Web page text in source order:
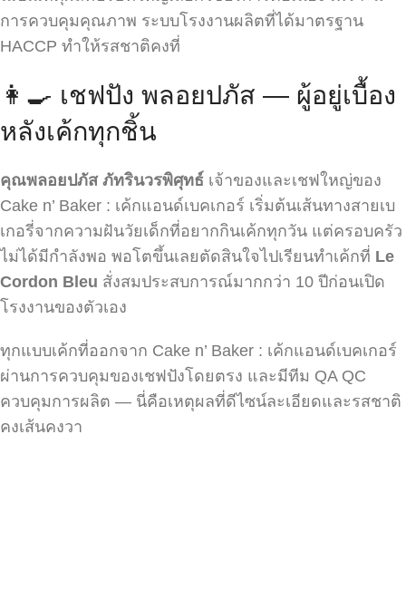
การควบคุมคุณภาพ ระบบโรงงานผลิตที่ได้มาตรฐาน
HACCP ทำให้รสชาติคงที่
👩‍🍳 เชฟปัง พลอยปภัส — ผู้อยู่เบื้อง
หลังเค้กทุกชิ้น
คุณพลอยปภัส ภัทรินวรพิศุทธ์ เจ้าของและเชฟใหญ่ของ
Cake n’ Baker : เค้กแอนด์เบคเกอร์ เริ่มต้นเส้นทางสายเบ
เกอรี่จากความฝันวัยเด็กที่อยากกินเค้กทุกวัน แต่ครอบครัว
ไม่ได้มีกำลังพอ พอโตขึ้นเลยตัดสินใจไปเรียนทำเค้กที่ Le
Cordon Bleu สั่งสมประสบการณ์มากกว่า 10 ปีก่อนเปิด
โรงงานของตัวเอง
ทุกแบบเค้กที่ออกจาก Cake n’ Baker : เค้กแอนด์เบคเกอร์
ผ่านการควบคุมของเชฟปังโดยตรง และมีทีม QA QC
ควบคุมการผลิต — นี่คือเหตุผลที่ดีไซน์ละเอียดและรสชาติ
คงเส้นคงวา